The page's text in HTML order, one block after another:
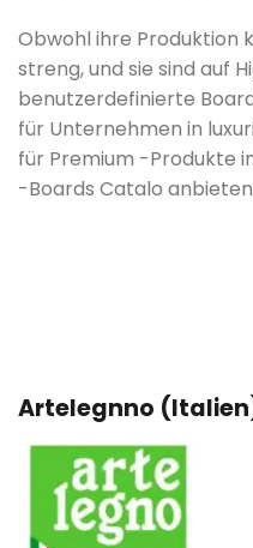
Obwohl ihre Produktion
streng, und sie sind auf
benutzerdefinierte
für Unternehmen in
für Premium -Produkte
-Boards Catalo anbieten
Artelegnno